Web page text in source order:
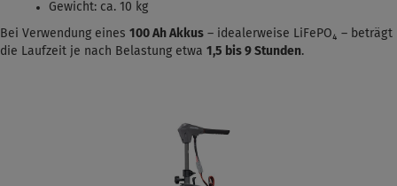
Gewicht: ca. 10 kg
Bei Verwendung eines 100 Ah Akkus – idealerweise LiFePO₄ – beträgt
die Laufzeit je nach Belastung etwa 1,5 bis 9 Stunden.